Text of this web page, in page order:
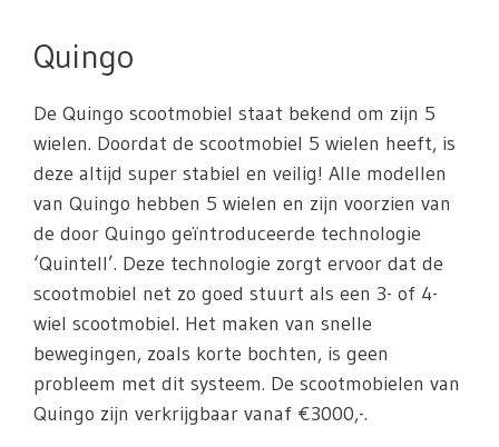
Quingo
De Quingo scootmobiel staat bekend om zijn 5
wielen. Doordat de scootmobiel 5 wielen heeft, is
deze altijd super stabiel en veilig! Alle modellen
van Quingo hebben 5 wielen en zijn voorzien van
de door Quingo geïntroduceerde technologie
‘Quintell’. Deze technologie zorgt ervoor dat de
scootmobiel net zo goed stuurt als een 3- of 4-
wiel scootmobiel. Het maken van snelle
bewegingen, zoals korte bochten, is geen
probleem met dit systeem. De scootmobielen van
Quingo zijn verkrijgbaar vanaf €3000,-.